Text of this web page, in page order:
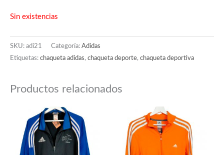
Sin existencias
SKU: adi21 Categoría: Adidas
Etiquetas: chaqueta adidas, chaqueta deporte, chaqueta deportiva
Productos relacionados